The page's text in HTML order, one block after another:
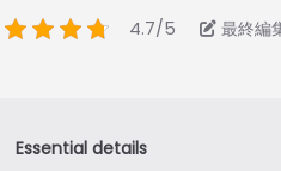
4.7/5 最終編